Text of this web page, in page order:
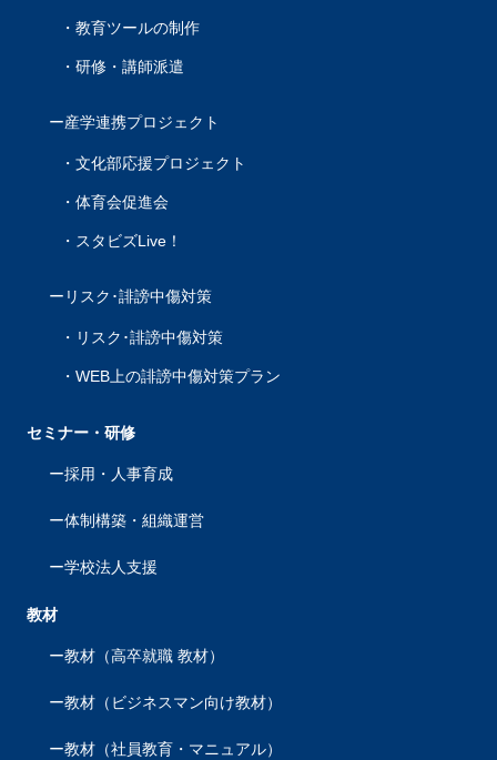
教育ツールの制作
研修・講師派遣
産学連携プロジェクト
文化部応援プロジェクト
体育会促進会
スタビズLive！
リスク･誹謗中傷対策
リスク･誹謗中傷対策
WEB上の誹謗中傷対策プラン
セミナー・研修
採用・人事育成
体制構築・組織運営
学校法人支援
教材
教材（高卒就職 教材）
教材（ビジネスマン向け教材）
教材（社員教育・マニュアル）